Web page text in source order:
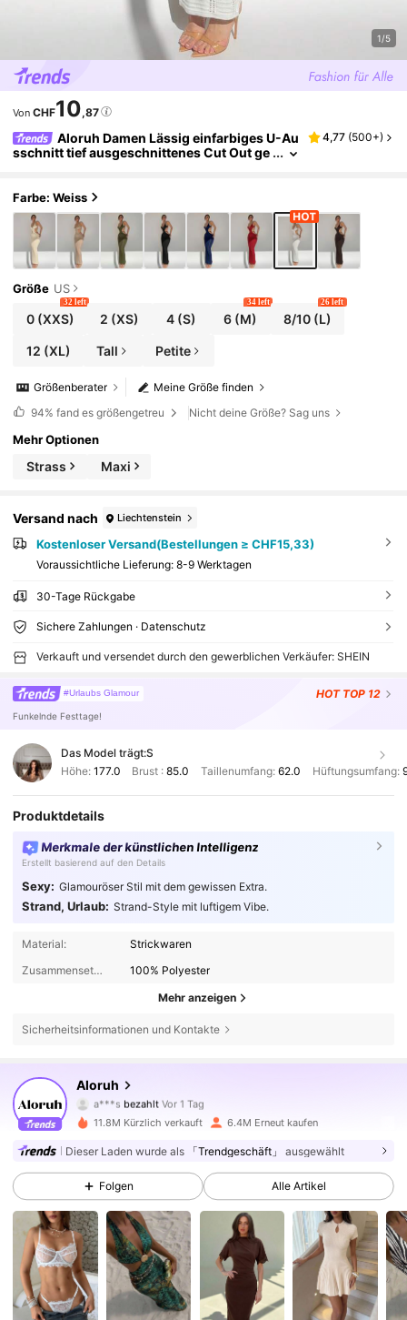
1/5
Von CHF10,87
Aloruh Damen Lässig einfarbiges U-Au
sschnitt tief ausgeschnittenes Cut Out ge
4,77 (500+)
Farbe: Weiss
Größe US
0(XXS)
32 left
2 (XS) 4 (S) 6 (M)
34 left
8/10 (L)
26 left
12 (XL) Tall Petite
Meine Größe finden
Größenberater
94% fand es größengetreu Nicht deine Größe? Sag uns
Mehr Optionen
Strass Maxi
Versand nach Liechtenstein
Kostenloser Versand(Bestellungen ≥ CHF15,33)
Voraussichtliche Lieferung: 8-9 Werktagen
30-Tage Rückgabe
Sichere Zahlungen · Datenschutz
Verkauft und versendet durch den gewerblichen Verkäufer: SHEIN
#Urlaubs Glamour HOT TOP 12
Funkelnde Festtage!
Das Model trägt:S
Höhe: 177.0 Brust :85.0 Taillenumfang: 62.0 Hüftungsumfang:
Produktdetails
Merkmale der künstlichen Intelligenz
Erstellt basierend auf den Details
Sexy: Glamouröser Stil mit dem gewissen Extra.
Strand, Urlaub: Strand-Style mit luftigem Vibe.
Material:
Strickwaren
Zusammensetzung:
100% Polyester
Mehr anzeigen
Sicherheitsinformationen und Kontakte
Aloruh
4,77
2.6M Follower
a***s bezahlt Vor 1 Tag
gefolgt
4,77 2.6M Follower
4,77 2.6M Follower
11.8M Kürzlich verkauft 6.4M Erneut kaufen
Dieser Laden wurde als 「Trendgeschäft」 ausgewählt
Folgen Alle Artikel